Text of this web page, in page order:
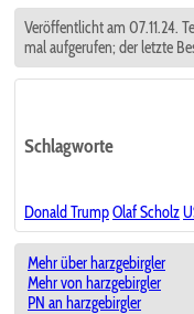
Veröffentlicht am 07.11.24.
mal aufgerufen; der letzte
Schlagworte
Donald TrumpOlaf Scholz
Mehr über harzgebirgler
Mehr von harzgebirgler
PN an harzgebirgler